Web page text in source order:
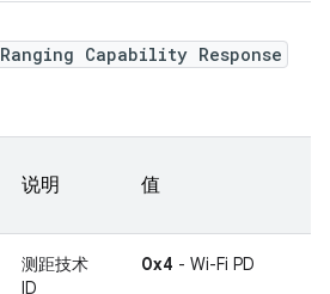
Ranging Capability Response
说明 值
测距技术
ID
0x4 - Wi-Fi PD